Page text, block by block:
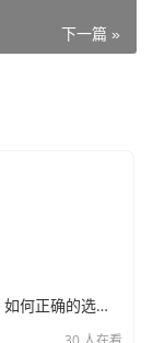
下一篇 »
新手必看：如何正确的选择代理ip软件，别再交智商税了